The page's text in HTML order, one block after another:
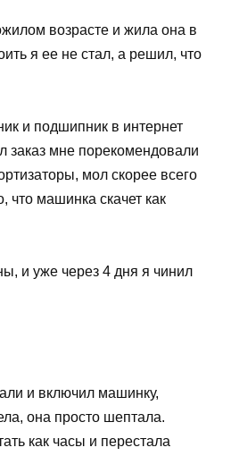
возрасте и жила она в
я ее не стал, а решил, что
и подшипник в интернет
заказ мне порекомендовали
мол скорее всего
что машинка скачет как
и уже через 4 дня я чинил
и включил машинку,
она просто шептала.
как часы и перестала